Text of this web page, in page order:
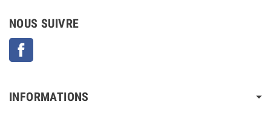
NOUS SUIVRE
INFORMATIONS